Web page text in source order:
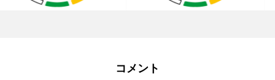
コメント